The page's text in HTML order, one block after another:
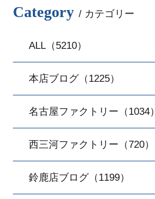
Category / カテゴリー
ALL（5210）
本店ブログ（1225）
名古屋ファクトリー（1034）
西三河ファクトリー（720）
鈴鹿店ブログ（1199）